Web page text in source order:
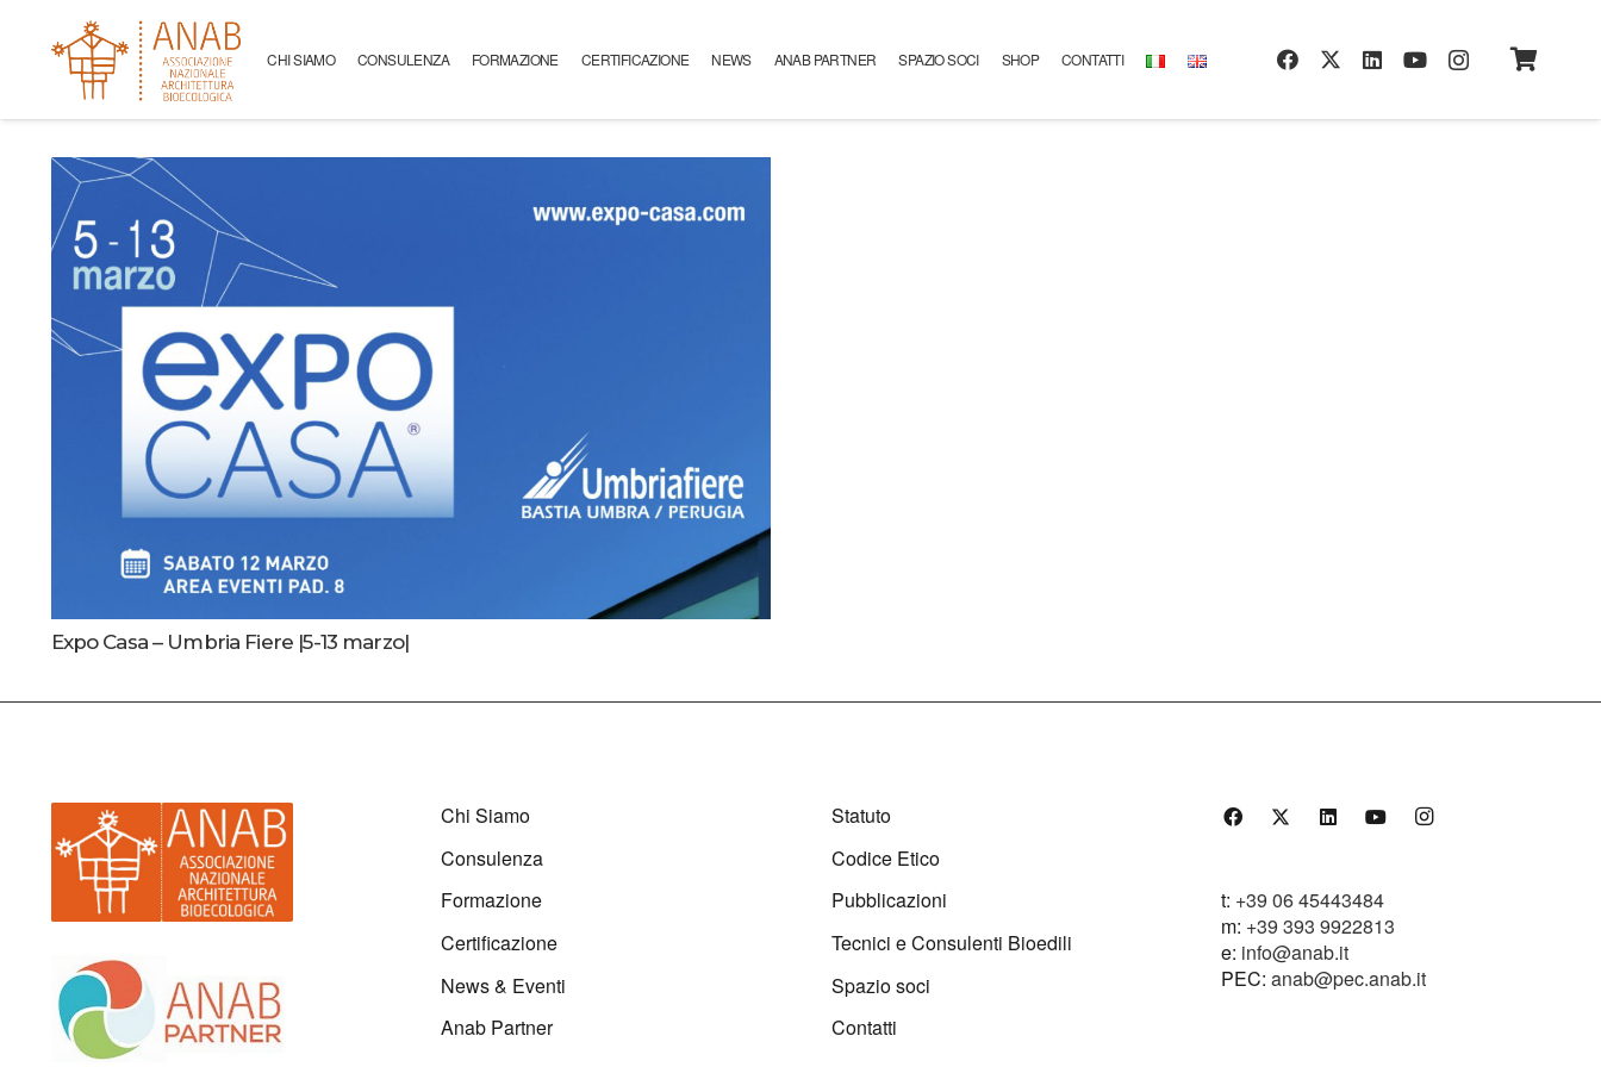
CHI SIAMO CONSULENZA FORMAZIONE CERTIFICAZIONE NEWS ANAB PARTNER SPAZIO SOCI SHOP CONTATTI
Expo Casa – Umbria Fiere |5-13 marzo|
Chi Siamo
Consulenza
Formazione
Certificazione
News & Eventi
Anab Partner
Statuto
Codice Etico
Pubblicazioni
Tecnici e Consulenti Bioedili
Spazio soci
Contatti
t: +39 06 45443484
m: +39 393 9922813
e: info@anab.it
PEC: anab@pec.anab.it